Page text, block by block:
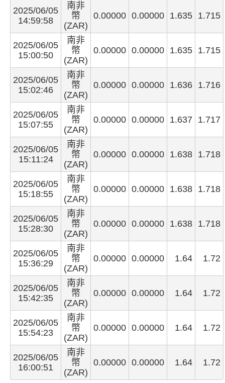
2025/06/05
14:59:58
南非
幣
(ZAR)
0.00000 0.00000 1.635 1.715
2025/06/05
15:00:50
南非
幣
(ZAR)
0.00000 0.00000 1.635 1.715
2025/06/05
15:02:46
南非
幣
(ZAR)
0.00000 0.00000 1.636 1.716
2025/06/05
15:07:55
南非
幣
(ZAR)
0.00000 0.00000 1.637 1.717
2025/06/05
15:11:24
南非
幣
(ZAR)
0.00000 0.00000 1.638 1.718
2025/06/05
15:18:55
南非
幣
(ZAR)
0.00000 0.00000 1.638 1.718
2025/06/05
15:28:30
南非
幣
(ZAR)
0.00000 0.00000 1.638 1.718
2025/06/05
15:36:29
南非
幣
(ZAR)
0.00000 0.00000 1.64 1.72
2025/06/05
15:42:35
南非
幣
(ZAR)
0.00000 0.00000 1.64 1.72
2025/06/05
15:54:23
南非
幣
(ZAR)
0.00000 0.00000 1.64 1.72
2025/06/05
16:00:51
南非
幣
(ZAR)
0.00000 0.00000 1.64 1.72